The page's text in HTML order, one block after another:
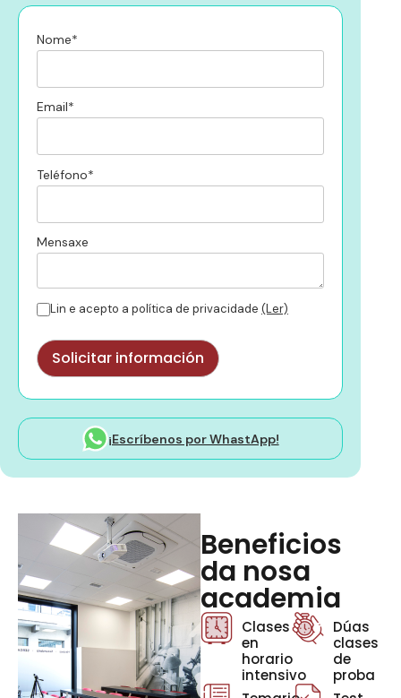
Nome*
Email*
Teléfono*
Mensaxe
Lin e acepto a política de privacidade (Ler)
¡Escríbenos por WhastApp!
Beneficios
da nosa
academia
Clases
en
horario
intensivo
Dúas
clases
de
proba